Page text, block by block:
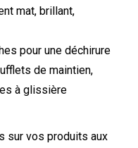
mat, brillant,
pour une déchirure
de maintien,
à glissière
sur vos produits aux